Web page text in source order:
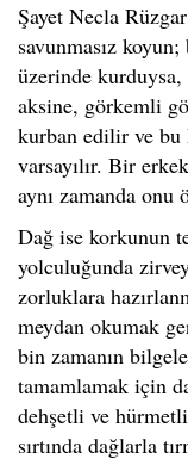
Şayet Necla
savunmasız
üzerinde
aksine, görkemli
kurban edilir ve
varsayılır. Bir
aynı zamanda
Dağ ise korkunun
yolculuğunda
zorluklara
meydan okumak
bin zamanın
tamamlamak için
dehşetli ve
sırtında dağlarla